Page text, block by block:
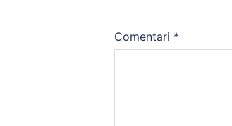
Comentari *